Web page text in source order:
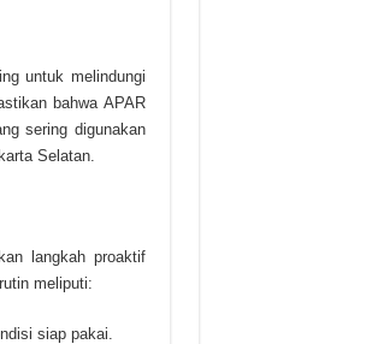
untuk melindungi
bahwa APAR
sering digunakan
Selatan.
langkah proaktif
meliputi:
siap pakai.